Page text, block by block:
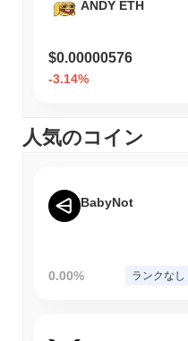
れを示しています。
ANDY ETH
$0.00000576
-3.14%
人気のコイン
BabyNot
0.00% ランクなし